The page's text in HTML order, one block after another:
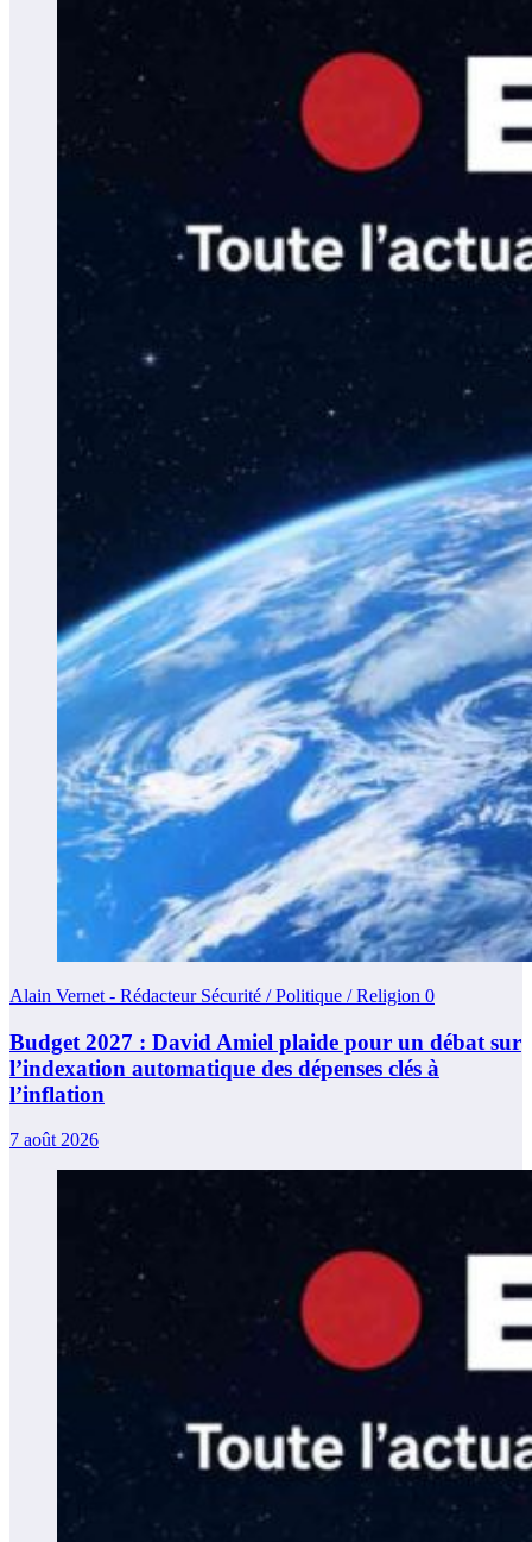
Alain Vernet - Rédacteur Sécurité / Politique / Religion 0
Budget 2027 : David Amiel plaide pour un débat sur
l’indexation automatique des dépenses clés à
l’inflation
7 août 2026